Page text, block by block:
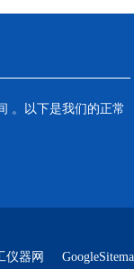
。以下是我们的正常
仪器网